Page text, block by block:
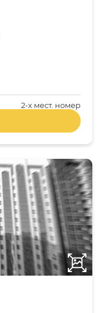
2-x мест. номер